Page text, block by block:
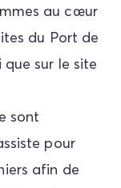
au cœur
du Port de
sur le site
sont
pour
afin de